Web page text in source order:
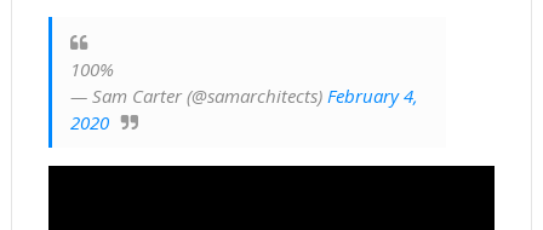
100%
— Sam Carter (@samarchitects) February 4,
2020